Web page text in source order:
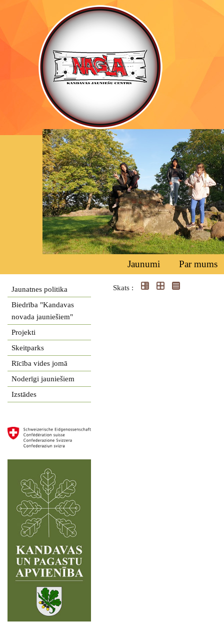
Jaunumi Par mums
Jaunatnes politika
Biedrība "Kandavas
novada jauniešiem"
Projekti
Skeitparks
Rīcība vides jomā
Noderīgi jauniešiem
Izstādes
Skats :